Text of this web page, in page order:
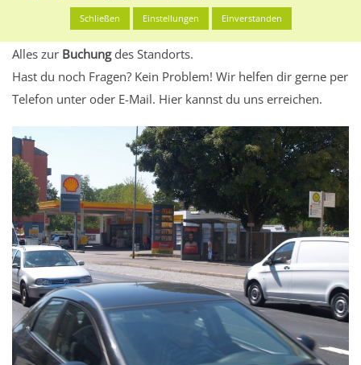
Werbeinhalten informieren.
Alles klar? Dann findest du direkt im unteren Teil dieser Seite
Alles zur Buchungdes Standorts.
Hast du noch Fragen? Kein Problem! Wir helfen dir gerne per
Telefon unter oder E-Mail. Hier kannst du uns erreichen.
Schließen Einstellungen Einverstanden